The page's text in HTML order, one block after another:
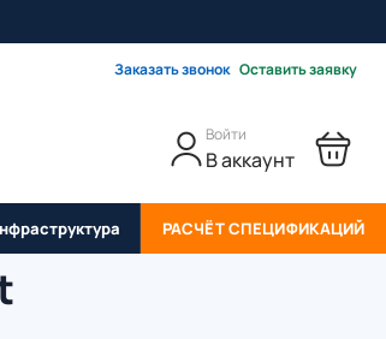
Заказать звонок Оставить заявку
Войти
В аккаунт
РАСЧЁТ СПЕЦИФИКАЦИЙ